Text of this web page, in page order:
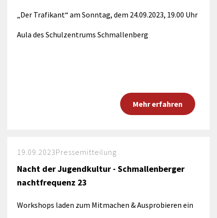
„Der Trafikant“ am Sonntag, dem 24.09.2023, 19.00 Uhr
Aula des Schulzentrums Schmallenberg
Mehr erfahren
19.09.2023Pressemitteilung
Nacht der Jugendkultur - Schmallenberger
nachtfrequenz 23
Workshops laden zum Mitmachen & Ausprobieren ein